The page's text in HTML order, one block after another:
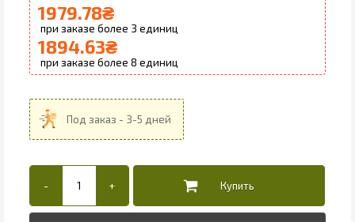
1979.78₴
3
1894.63₴
8